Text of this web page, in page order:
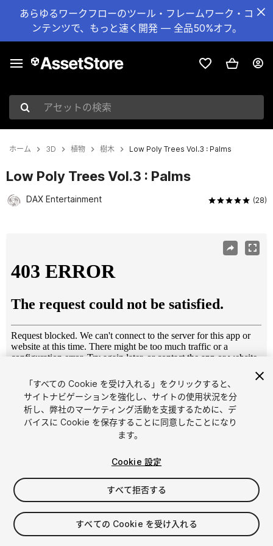
あらゆるワークフローのツール・フレームワーク・コ
ンテンツで、もっと速く開発 — 全品50%オフ。
アセットの検索
ホーム 3D 植物 樹木 Low Poly Trees Vol.3 : Palms
Low Poly Trees Vol.3 : Palms
DAX Entertainment (28)
1 /7
$4.99
消費税は決済時に計算されます
「すべての Cookie を受け入れる」をクリックすると、
サイトナビゲーションを強化し、サイトの使用状況を分
析し、弊社のマーケティング活動を支援するために、デ
バイスに Cookie を保存することに同意したことになり
ます。
Cookie 設定
すべて拒否する
すべての Cookie を受け入れる